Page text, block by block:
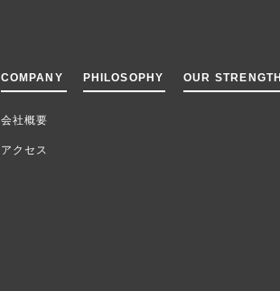
COMPANY
会社概要
アクセス
PHILOSOPHY OUR STRENGTH